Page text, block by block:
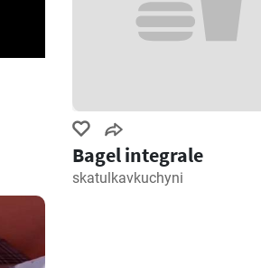
Bagel integrale
skatulkavkuchyni